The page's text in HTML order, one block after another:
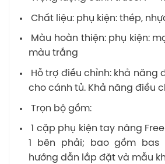
Chất liệu: phụ kiện: thép,
Màu hoàn thiện: phụ kiện:
màu trắng
Hỗ trợ điều chỉnh: khả năng
cho cánh tủ. Khả năng điều
Trọn bộ gồm:
1 cặp phụ kiện tay nâng
1 bên phải; bao gồm bas
hướng dẫn lắp đặt và mẫu